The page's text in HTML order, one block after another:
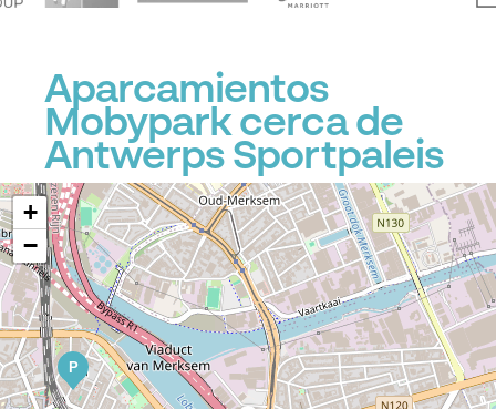
Aparcamientos
Mobypark cerca de
Antwerps Sportpaleis
P
+
−